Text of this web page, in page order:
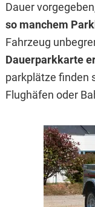
Dauer
so manchem
Fahrzeug
Dauerparkkarte
parkplätze finden
Flughäfen oder